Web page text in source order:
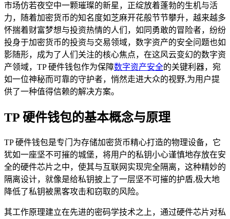
市场仿若夜空中一颗璀璨的新星，正绽放着蓬勃的生机与活
力，随着加密货币的知名度如芝麻开花般节节攀升，越来越多
怀揣着财富梦想与投资热情的人们，如同勇敢的冒险者，纷纷
投身于加密货币的投资与交易领域，数字资产的安全问题也如
影随形，成为了人们关注的核心焦点，在这风云变幻的数字资
产领域，TP 硬件钱包作为保障数字资产安全的关键利器，宛
如一位神秘而可靠的守护者，悄然走进大众的视野,为用户提
供了一种值得信赖的解决方案。
TP 硬件钱包的基本概念与原理
TP 硬件钱包是专门为存储加密货币精心打造的物理设备，它
犹如一座坚不可摧的城堡，将用户的私钥小心谨慎地存放在安
全的硬件芯片之中，使其与互联网实现完全隔离，这种精妙的
隔离设计，就像是给私钥披上了一层坚不可摧的护盾,极大地
降低了私钥被黑客攻击和窃取的风险。
其工作原理建立在先进的密码学技术之上，通过硬件芯片对私